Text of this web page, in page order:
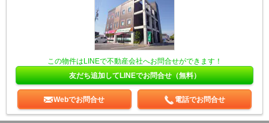
この物件はLINEで不動産会社へお問合せができます！
友だち追加してLINEでお問合せ（無料）
Webでお問合せ 電話でお問合せ